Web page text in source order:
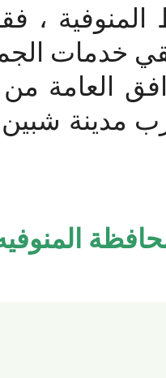
،
خدمات الجمع
العامة من
شبين
المنوفيه